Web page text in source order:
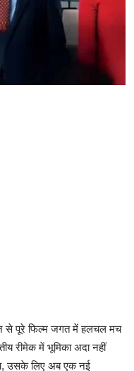
से पूरे फिल्म जगत में हलचल मच
रीमेक में भूमिका अदा नहीं
उसके लिए अब एक नई